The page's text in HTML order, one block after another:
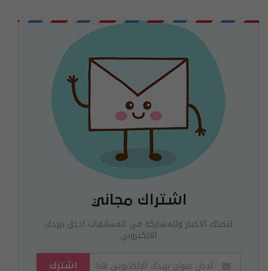
اشتراك مجاني
لتصلك الاخبار وللمشاركة في المسابقات ادخل بريدك
الالكتروني
اشترك